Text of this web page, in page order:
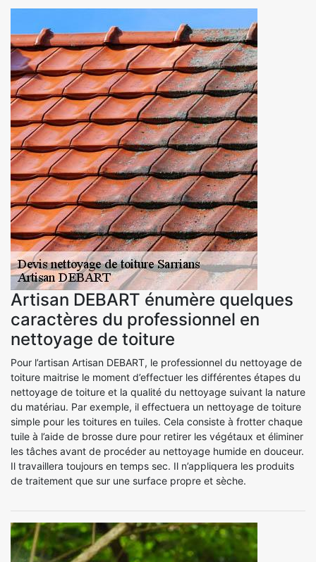
Artisan DEBART énumère quelques
caractères du professionnel en
nettoyage de toiture
Pour l’artisan Artisan DEBART, le professionnel du nettoyage de
toiture maitrise le moment d’effectuer les différentes étapes du
nettoyage de toiture et la qualité du nettoyage suivant la nature
du matériau. Par exemple, il effectuera un nettoyage de toiture
simple pour les toitures en tuiles. Cela consiste à frotter chaque
tuile à l’aide de brosse dure pour retirer les végétaux et éliminer
les tâches avant de procéder au nettoyage humide en douceur.
Il travaillera toujours en temps sec. Il n’appliquera les produits
de traitement que sur une surface propre et sèche.